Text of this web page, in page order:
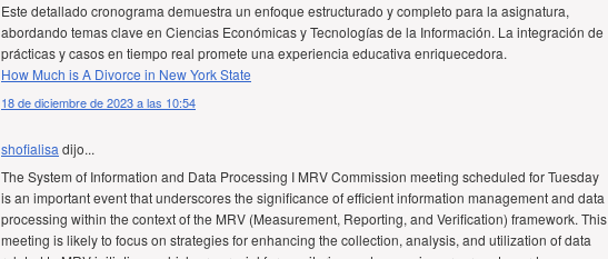
Este detallado cronograma demuestra un enfoque estructurado y completo para la asignatura,
abordando temas clave en Ciencias Económicas y Tecnologías de la Información. La integración de
prácticas y casos en tiempo real promete una experiencia educativa enriquecedora.
How Much is A Divorce in New York State
18 de diciembre de 2023 a las 10:54
shofialisa dijo...
The System of Information and Data Processing I MRV Commission meeting scheduled for Tuesday
is an important event that underscores the significance of efficient information management and data
processing within the context of the MRV (Measurement, Reporting, and Verification) framework. This
meeting is likely to focus on strategies for enhancing the collection, analysis, and utilization of data